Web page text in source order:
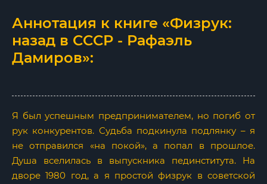
Аннотация к книге «Физрук:
назад в СССР - Рафаэль
Дамиров»:
Я был успешным предпринимателем, но погиб от
рук конкурентов. Судьба подкинула подлянку – я
не отправился «на покой», а попал в прошлое.
Душа вселилась в выпускника пединститута. На
дворе 1980 год, а я простой физрук в советской